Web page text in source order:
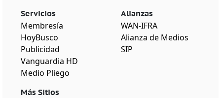
Servicios
Membresía
HoyBusco
Publicidad
Vanguardia HD
Medio Pliego
Más Sitios
Alianzas
WAN-IFRA
Alianza de Medios
SIP